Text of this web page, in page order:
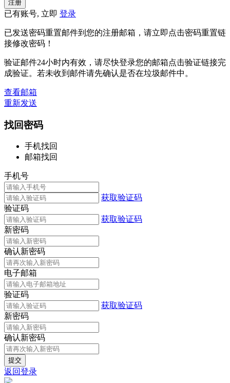
已有账号, 立即 登录
已发送密码重置邮件到您的注册邮箱，请立即点击密码重置链
接修改密码！
验证邮件24小时内有效，请尽快登录您的邮箱点击验证链接完
成验证。若未收到邮件请先确认是否在垃圾邮件中。
查看邮箱
重新发送
找回密码
手机找回
邮箱找回
手机号
获取验证码
验证码
获取验证码
新密码
确认新密码
电子邮箱
验证码
获取验证码
新密码
确认新密码
返回登录